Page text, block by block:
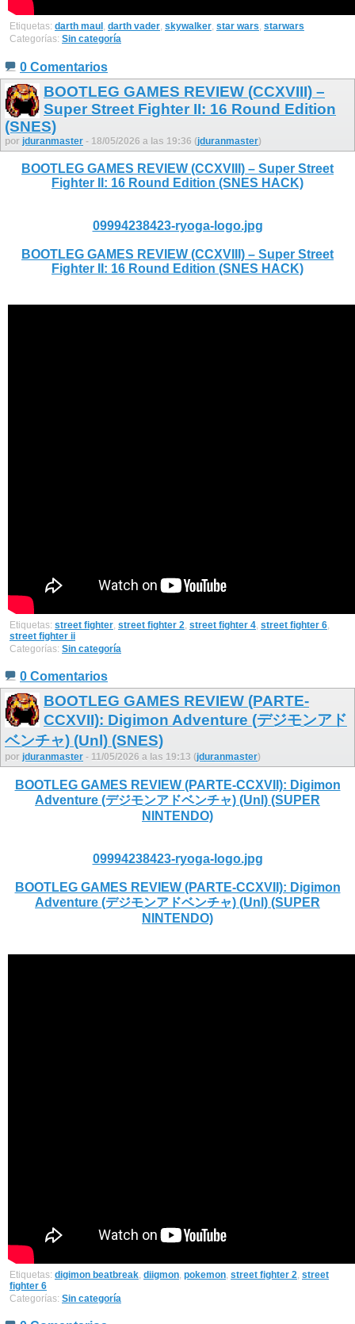
Etiquetas: darth maul , darth vader, skywalker, star wars, starwars
Categorías: Sin categoría
0 Comentarios
BOOTLEG GAMES REVIEW (CCXVIII) –
Super Street Fighter II: 16 Round Edition
(SNES)
por jduranmaster - 18/05/2026 a las 19:36 (jduranmaster)
BOOTLEG GAMES REVIEW (CCXVIII) – Super Street
Fighter II: 16 Round Edition (SNES HACK)
09994238423-ryoga-logo.jpg
BOOTLEG GAMES REVIEW (CCXVIII) – Super Street
Fighter II: 16 Round Edition (SNES HACK)
Etiquetas: street fighter, street fighter 2, street fighter 4, street fighter 6,
street fighter ii
Categorías: Sin categoría
0 Comentarios
BOOTLEG GAMES REVIEW (PARTE-
CCXVII): Digimon Adventure (デジモンアド
ベンチャ) (Unl) (SNES)
por jduranmaster - 11/05/2026 a las 19:13 (jduranmaster)
BOOTLEG GAMES REVIEW (PARTE-CCXVII): Digimon
Adventure (デジモンアドベンチャ) (Unl) (SUPER
NINTENDO)
09994238423-ryoga-logo.jpg
BOOTLEG GAMES REVIEW (PARTE-CCXVII): Digimon
Adventure (デジモンアドベンチャ) (Unl) (SUPER
NINTENDO)
Etiquetas: digimon beatbreak diigmon pokemon street fighter 2 street
fighter 6
Categorías: Sin categoría